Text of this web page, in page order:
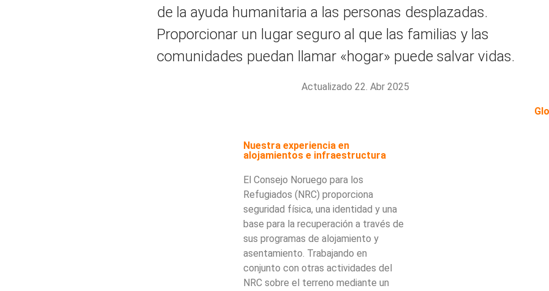
de la ayuda humanitaria a las personas desplazadas.
Proporcionar un lugar seguro al que las familias y las
comunidades puedan llamar «hogar» puede salvar vidas.
Actualizado 22. Abr 2025
Nuestra experiencia en
alojamientos e infraestructura
El Consejo Noruego para los
Refugiados (NRC) proporciona
seguridad física, una identidad y una
base para la recuperación a través de
sus programas de alojamiento y
asentamiento. Trabajando en
conjunto con otras actividades del
NRC sobre el terreno mediante un